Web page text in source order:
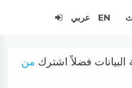
EN عربي
فضلاً اشترك من